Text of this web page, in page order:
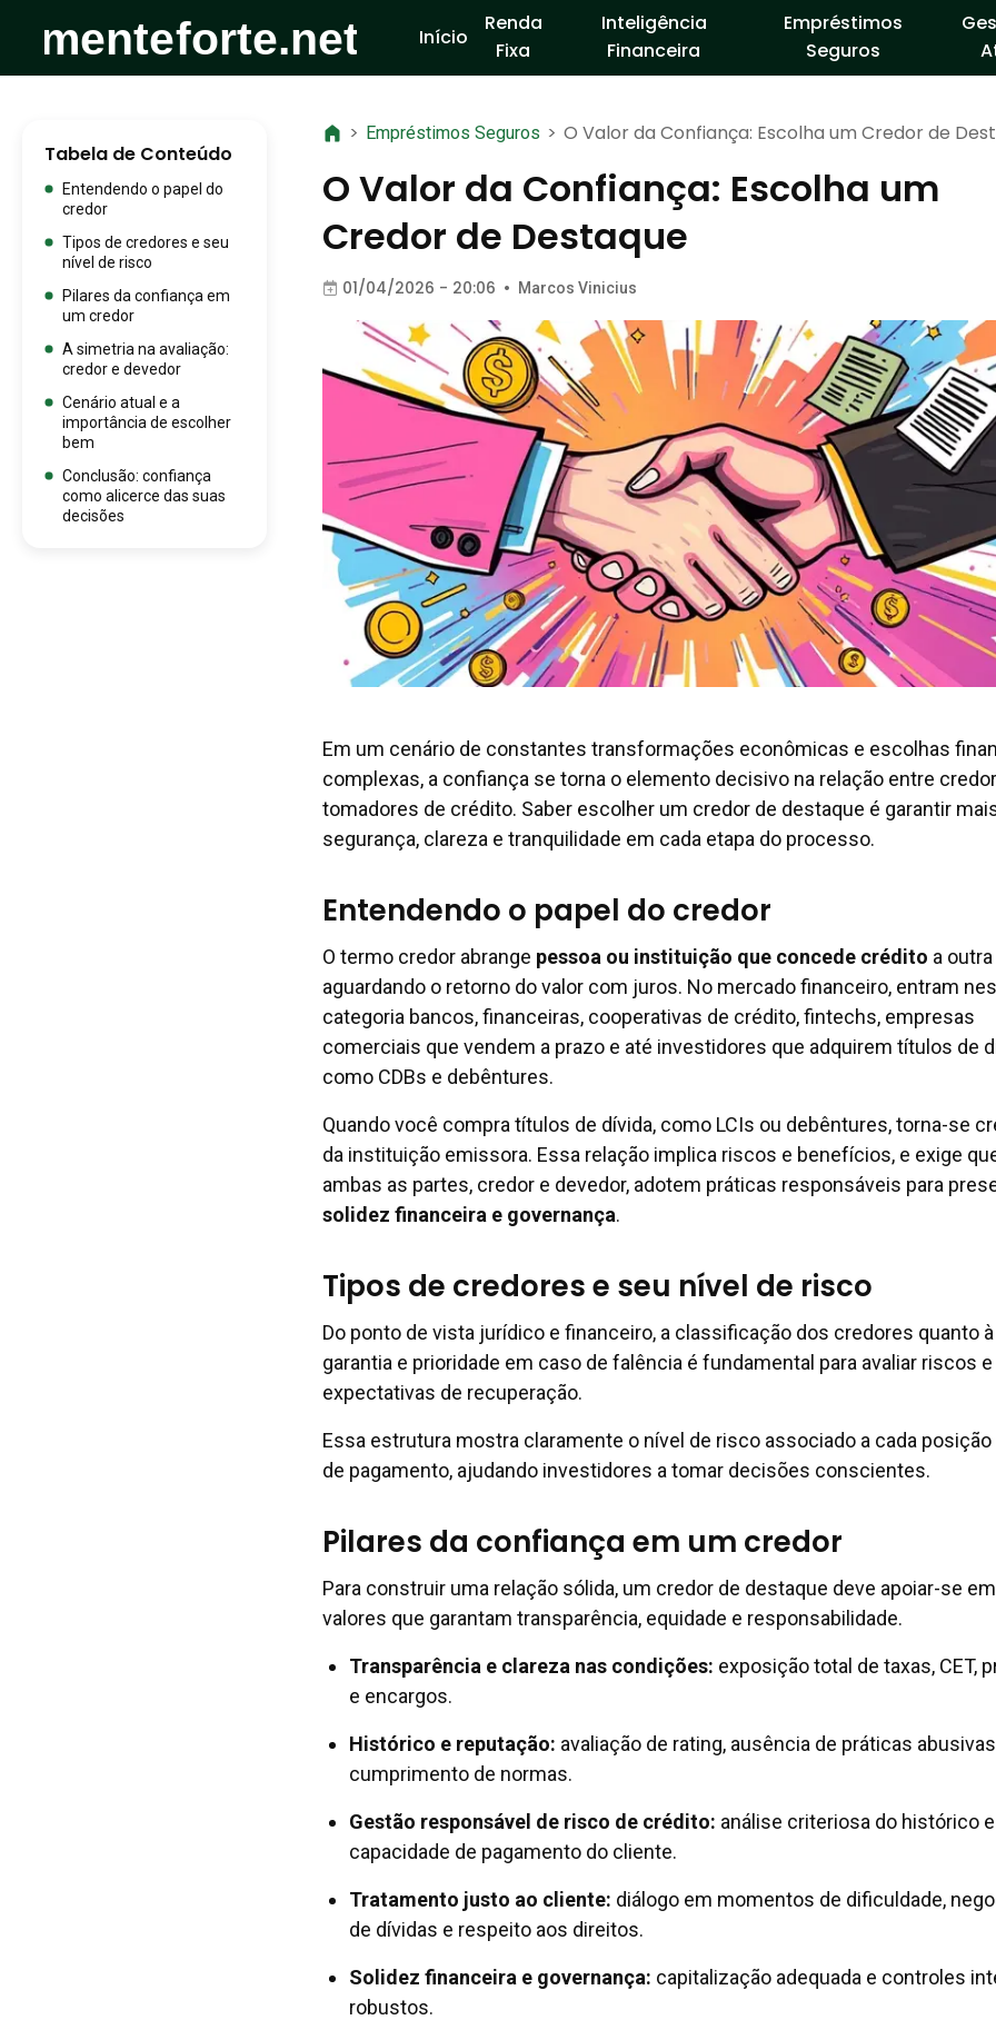
Início
Renda
Fixa
Inteligência
Financeira
Empréstimos
Seguros
Tabela de Conteúdo
Entendendo o papel do
credor
Tipos de credores e seu
nível de risco
Pilares da confiança em
um credor
A simetria na avaliação:
credor e devedor
Cenário atual e a
importância de escolher
bem
Conclusão: confiança
como alicerce das suas
decisões
> Empréstimos Seguros > O Valor da Confiança: Escolha um Credor de
O Valor da Confiança: Escolha um
Credor de Destaque
01/04/2026 - 20:06 • Marcos Vinicius
Em um cenário de constantes transformações econômicas e escolhas
complexas, a confiança se torna o elemento decisivo na relação entre
tomadores de crédito. Saber escolher um credor de destaque é garantir
segurança, clareza e tranquilidade em cada etapa do processo.
Entendendo o papel do credor
O termo credor abrange pessoa ou instituição que concede crédito a
aguardando o retorno do valor com juros. No mercado financeiro, entram
categoria bancos, financeiras, cooperativas de crédito, fintechs, empresas
comerciais que vendem a prazo e até investidores que adquirem títulos de
como CDBs e debêntures.
Quando você compra títulos de dívida, como LCIs ou debêntures, torna-se
da instituição emissora. Essa relação implica riscos e benefícios, e exige
ambas as partes, credor e devedor, adotem práticas responsáveis para
solidez financeira e governança.
Tipos de credores e seu nível de risco
Do ponto de vista jurídico e financeiro, a classificação dos credores quanto à
garantia e prioridade em caso de falência é fundamental para avaliar riscos e
expectativas de recuperação.
Essa estrutura mostra claramente o nível de risco associado a cada posição
de pagamento, ajudando investidores a tomar decisões conscientes.
Pilares da confiança em um credor
Para construir uma relação sólida, um credor de destaque deve apoiar-se em
valores que garantam transparência, equidade e responsabilidade.
Transparência e clareza nas condições: exposição total de taxas, CET,
e encargos.
Histórico e reputação: avaliação de rating, ausência de práticas
cumprimento de normas.
Gestão responsável de risco de crédito: análise criteriosa do histórico e
capacidade de pagamento do cliente.
Tratamento justo ao cliente: diálogo em momentos de dificuldade,
de dívidas e respeito aos direitos.
Solidez financeira e governança: capitalização adequada e controles
robustos.